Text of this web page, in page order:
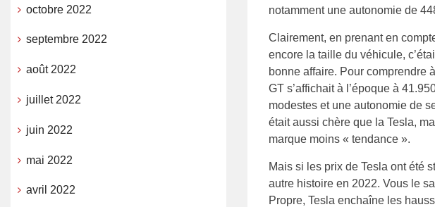
notamment une autonomie de
Clairement, en prenant en
encore la taille du véhicule,
bonne affaire. Pour comprendre
GT s’affichait à l’époque à
modestes et une autonomie de
était aussi chère que la Tesla,
marque moins « tendance ».
Mais si les prix de Tesla ont été
autre histoire en 2022. Vous le
Propre, Tesla enchaîne les
octobre 2022
septembre 2022
août 2022
juillet 2022
juin 2022
mai 2022
avril 2022